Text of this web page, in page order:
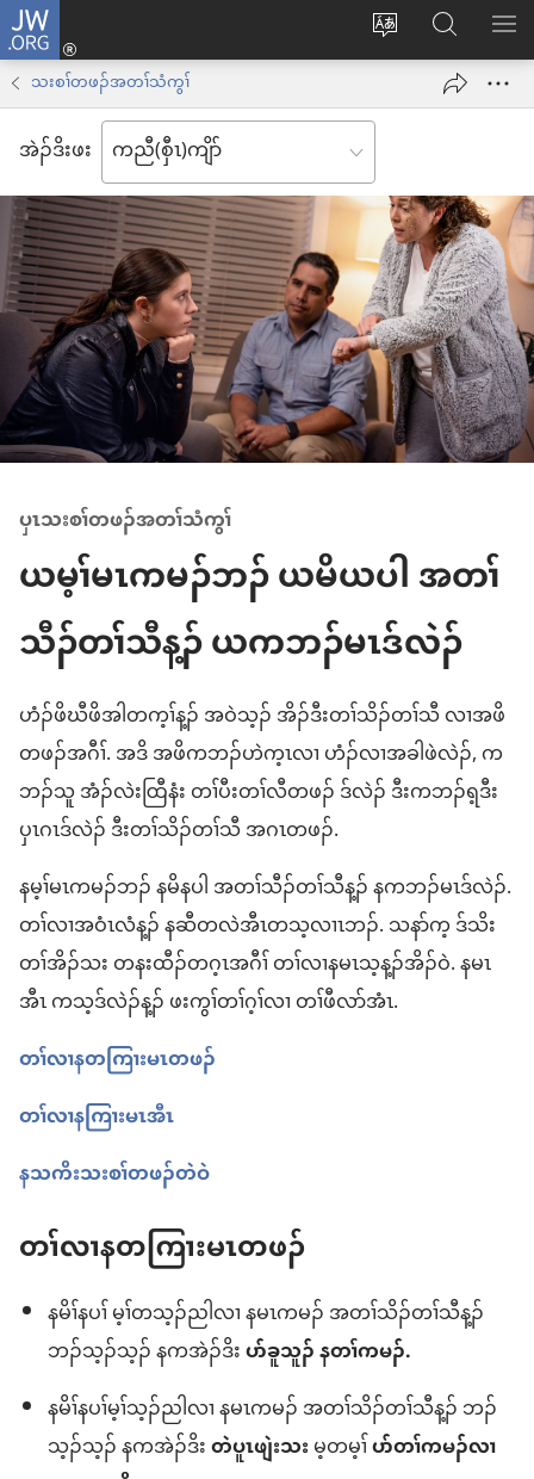
JW.ORG
ဆီ
ကျိာ်
လၢ
န
အဲၣ်
ဒိး
ကွၢ်
နုာ်
လီၤ
ထီၣ်
လၢ
အ
သီ
တ
ဘ့ၣ်
ဃု
JW.ORGဖျါ​​
သးစၢ်တဖၣ်အတၢ်သံကွၢ်
အဲၣ်​ဒိး​ဖး
ပှၤသးစၢ်တဖၣ်အတၢ်သံကွၢ်
ယမ့ၢ်မၤကမၣ်ဘၣ် ယမိယပါ အတၢ်
သီၣ်တၢ်သီန့ၣ် ယကဘၣ်မၤဒ်လဲၣ်
ဟံၣ်ဖိဃီဖိအါတက့ၢ်န့ၣ် အဝဲသ့ၣ် အိၣ်ဒီးတၢ်သိၣ်တၢ်သီ လၢအဖိ
တဖၣ်အဂီၢ်. အဒိ အဖိကဘၣ်ဟဲက့ၤလၢ ဟံၣ်လၢအခါဖဲလဲၣ်, က
ဘၣ်သူ အံၣ်လဲးထြီနံး တၢ်ပီးတၢ်လီတဖၣ် ဒ်လဲၣ် ဒီးကဘၣ်ရ့ဒီး
ပှၤဂၤဒ်လဲၣ် ဒီးတၢ်သိၣ်တၢ်သီ အဂၤတဖၣ်.
နမ့ၢ်မၤကမၣ်ဘၣ် နမိနပါ အတၢ်သီၣ်တၢ်သီန့ၣ် နကဘၣ်မၤဒ်လဲၣ်.
တၢ်လၢအဝံၤလံန့ၣ် နဆီတလဲအီၤတသ့လၢၤဘၣ်. သနာ်က့ ဒ်သိး
တၢ်အိၣ်သး တနးထီၣ်တဂ့ၤအဂီၢ် တၢ်လၢနမၤသ့န့ၣ်အိၣ်ဝဲ. နမၤ
အီၤ ကသ့ဒ်လဲၣ်န့ၣ် ဖးကွၢ်တၢ်ဂ့ၢ်လၢ တၢ်ဖီလာ်အံၤ.
တၢ်လၢနတကြၢးမၤတဖၣ်
တၢ်လၢနကြၢးမၤအီၤ
နသကိးသးစၢ်တဖၣ်တဲဝဲ
တၢ်လၢနတကြၢးမၤတဖၣ်
နမိၢ်နပၢ် မ့ၢ်တသ့ၣ်ညါလၢ နမၤကမၣ် အတၢ်သိၣ်တၢ်သီန့ၣ်
ဘၣ်သ့ၣ်သ့ၣ် နကအဲၣ်ဒိးပာ်ခူသူၣ် နတၢ်ကမၣ်.
နမိၢ်နပၢ်မ့ၢ်သ့ၣ်ညါလၢ နမၤကမၣ် အတၢ်သိၣ်တၢ်သီန့ၣ် ဘၣ်
သ့ၣ်သ့ၣ် နကအဲၣ်ဒိးတဲပူၤဖျဲးသးမ့တမ့ၢ်ပာ်တၢ်ကမၣ်လၢ